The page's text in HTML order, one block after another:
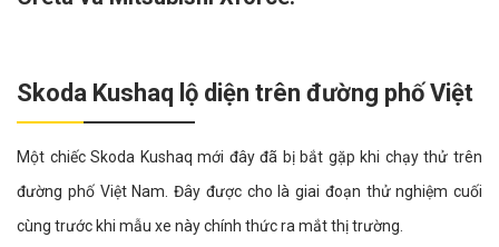
Skoda Kushaq lộ diện trên đường phố Việt
Một chiếc Skoda Kushaq mới đây đã bị bắt gặp khi chạy thử trên
đường phố Việt Nam. Đây được cho là giai đoạn thử nghiệm cuối
cùng trước khi mẫu xe này chính thức ra mắt thị trường.